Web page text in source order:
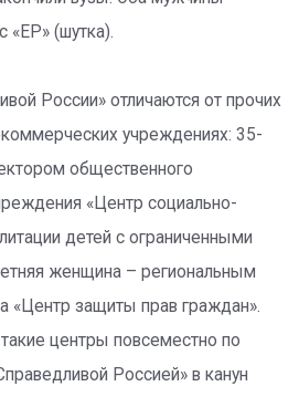
«ЕР» (шутка).
России» отличаются от прочих
учреждениях: 35-
общественного
«Центр социально-
детей с ограниченными
женщина – региональным
«Центр защиты прав граждан».
центры повсеместно по
Россией» в канун